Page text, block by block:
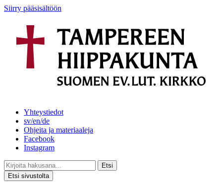
Siirry pääsisältöön
Yhteystiedot
sv/en/de
Ohjeita ja materiaaleja
Facebook
Instagram
Etsi
Etsi sivustolta